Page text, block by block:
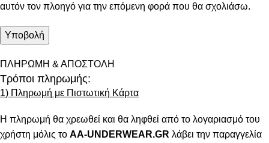
αυτόν τον πλοηγό για την επόμενη φορά που θα σχολιάσω.
ΠΛΗΡΩΜΗ & ΑΠΟΣΤΟΛΗ
Τρόποι πληρωμής:
1) Πληρωμή με Πιστωτική Κάρτα
Η πληρωμή θα χρεωθεί και θα ληφθεί από το λογαριασμό του
χρήστη μόλις το AA-UNDERWEAR.GR λάβει την παραγγελία